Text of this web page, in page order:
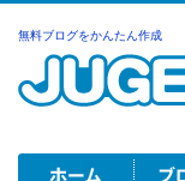
無料ブログをかんたん作成